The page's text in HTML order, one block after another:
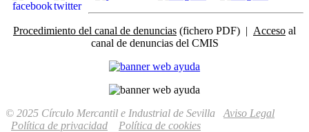
Procedimiento del canal de denuncias (fichero PDF) | Acceso al
canal de denuncias del CMIS
© 2025 Círculo Mercantil e Industrial de Sevilla Aviso Legal
Política de privacidad
Política de cookies